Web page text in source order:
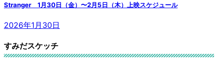
Stranger 1月30日（金）〜2月5日（木）上映スケジュール
2026年1月30日
すみだスケッチ